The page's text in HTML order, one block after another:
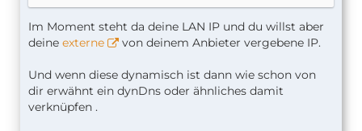
Im Moment steht da deine LAN IP und du willst aber
deine externe von deinem Anbieter vergebene IP.
Und wenn diese dynamisch ist dann wie schon von
dir erwähnt ein dynDns oder ähnliches damit
verknüpfen .